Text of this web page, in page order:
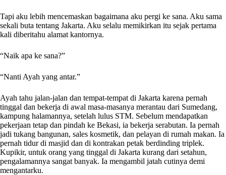
Tapi aku lebih mencemaskan bagaimana aku pergi ke sana. Aku sama
sekali buta tentang Jakarta. Aku selalu memikirkan itu sejak pertama
kali diberitahu alamat kantornya.
“Naik apa ke sana?”
“Nanti Ayah yang antar.”
Ayah tahu jalan-jalan dan tempat-tempat di Jakarta karena pernah
tinggal dan bekerja di awal masa-masanya merantau dari Sumedang,
kampung halamannya, setelah lulus STM. Sebelum mendapatkan
pekerjaan tetap dan pindah ke Bekasi, ia bekerja serabutan. Ia pernah
jadi tukang bangunan, sales kosmetik, dan pelayan di rumah makan. Ia
pernah tidur di masjid dan di kontrakan petak berdinding triplek.
Kupikir, untuk orang yang tinggal di Jakarta kurang dari setahun,
pengalamannya sangat banyak. Ia mengambil jatah cutinya demi
mengantarku.